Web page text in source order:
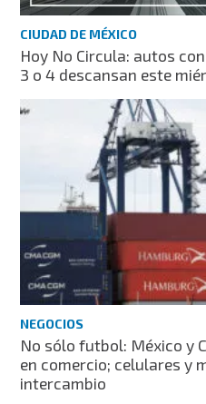
CIUDAD DE MÉXICO
Hoy No Circula: autos
3 o 4 descansan este
NEGOCIOS
No sólo futbol: México y
en comercio; celulares y
intercambio